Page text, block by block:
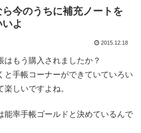
今のうちに補充ノートを
よ
2015.12.18
はもう購入されましたか？
と手帳コーナーができていていろい
しいですよね。
能率手帳ゴールドと決めているんで